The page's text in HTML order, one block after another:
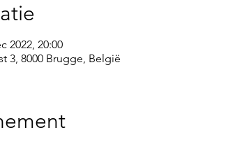
2022, 20:00
3, 8000 Brugge, België